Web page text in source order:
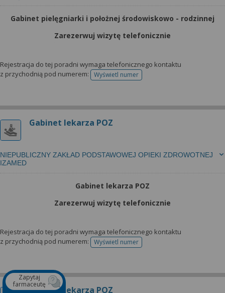
Gabinet pielęgniarki i położnej środowiskowo - rodzinnej
Zarezerwuj wizytę telefonicznie
Rejestracja do tej poradni wymaga telefonicznego kontaktu
z przychodnią pod numerem:
Wyświetl numertelefonu do rejestracji
Gabinet lekarza POZ
NIEPUBLICZNY ZAKŁAD PODSTAWOWEJ OPIEKI ZDROWOTNEJ
IZAMED
Gabinet lekarza POZ
Zarezerwuj wizytę telefonicznie
Rejestracja do tej poradni wymaga telefonicznego kontaktu
z przychodnią pod numerem:
Wyświetl numertelefonu do rejestracji
Gabinet lekarza POZ
Zapytaj
farmaceutę